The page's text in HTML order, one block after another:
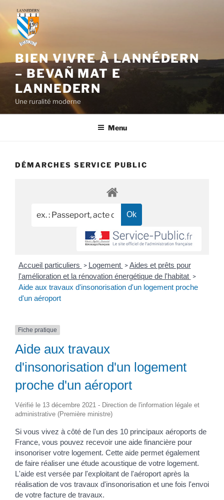
contenu
principal
BIEN VIVRE À LANNÉDERN
– BEVAÑ MAT E
LANNEDERN
Une ruralité moderne
Menu
DÉMARCHES SERVICE PUBLIC
Accueil particuliers > Logement > Aides et prêts pour
l'amélioration et la rénovation énergétique de l'habitat >
Aide aux travaux d'insonorisation d'un logement proche
d'un aéroport
Fiche pratique
Aide aux travaux
d'insonorisation d'un logement
proche d'un aéroport
Vérifié le 13 décembre 2021 - Direction de l'information légale et
administrative (Première ministre)
Si vous vivez à côté de l'un des 10 principaux aéroports de
France, vous pouvez recevoir une aide financière pour
insonoriser votre logement. Cette aide permet également
de faire réaliser une étude acoustique de votre logement.
L'aide est versée par l'exploitant de l'aéroport après la
réalisation de vos travaux d'insonorisation et une fois l'envoi
de votre facture de travaux.